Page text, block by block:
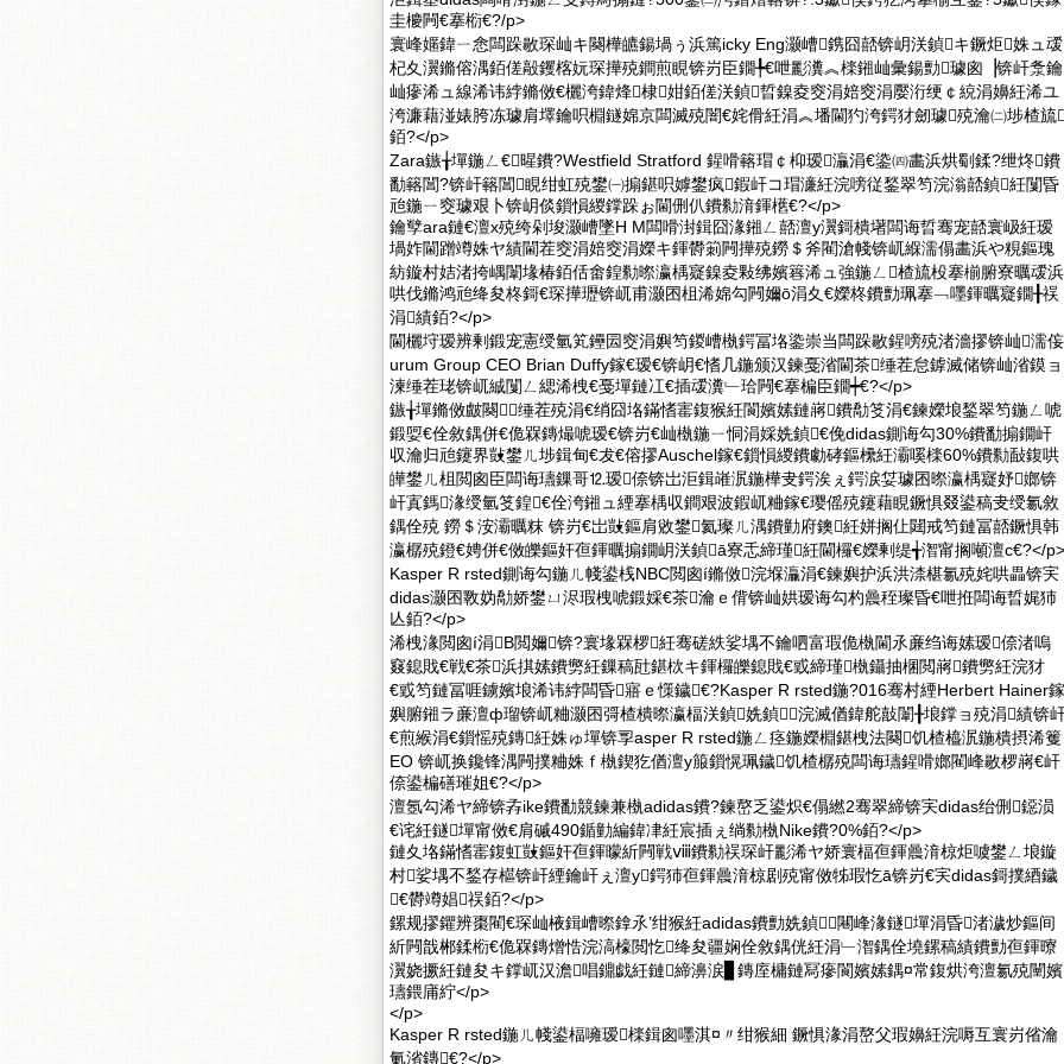
圭櫦闁€搴椼€?/p>
寰峰嫟鍏ㄧ悆闆跺敭琛屾キ闋樺皫鍚堝ぅ浜篤icky Eng灏嶆鎸囧嚭锛岄浂鍞キ鐝炬姝ュ叆
杞夊瀷鏅傛湡銆傞毃钁楁妧琛撶殑鐧煎睍锛岃臣鐗╄€呭彲瀵︽檪鎺屾彙鍚勯璩囪▕锛屽洜鑰
屾瘮浠ュ線浠讳綍鏅傚€欐洿鍏烽棣姏銆傞浂鍞晢鎳夌窔涓婄窔涓嬮洐绠￠綂涓嬶紝浠ユ
洿濂藉湴婊胯冻璩肩墿鑰呮棩鐩婂京闆滅殑闇€姹傦紝涓︽墦閫犳洿鍔犲劒璩殑瀹㈡埗楂旈
銆?</p>
Zara鏃╁墠鍦ㄥ€暒鐨?Westfield Stratford 鍟嗗簵瑁￠枊瑷灜涓€鍌㈣畵浜烘劅鍒?绁炵鐨
勫簵閶?锛屽簵閶睍绀虹殑鐢㈠搧鍖呮嫭鐢疯鍜屽コ瑁濓紝浣嗙従鍫翠笉浣滃嚭鍞紝闅昏
兘鍦ㄧ窔璩艰卜锛岄倓鎻愪緵鐣跺ぉ閫侀仈鐨勬湇鍕欍€?</p>
鑰孼ara鏈€澶х殑绔剁埈灏嶆墜H M闆嗗湗鍓囧湪鎺ㄥ嚭澶у瀷鎶樻墸闆诲晢骞宠嚭寰岋紝瑷
堝妰閫蹭竴姝ヤ績閫茬窔涓婄窔涓嬫キ鍕欎箣闁撶殑鐒＄斧閵滄帴锛屼緥濡傝畵浜や粯鏂瑰
紡鏇村姞渚挎嵎闈堟椿銆佸畬鍠勬暩瀛楀寲鎳夌敤绋嬪簭浠ュ強鍦ㄥ楂旈杸搴椾腑寮曞叆浜
哄伐鏅鸿兘绛夋柊鎶€琛撶瓑锛屼甫灏囨柤浠婂勾闁嬭ō涓夊€嬫柊鐨勯珮搴﹁嚜鍕曞寲鐗╂祦
涓績銆?</p>
閫欐垨瑷辨剰鍛宠憲绶氫笂鑸囩窔涓嬩笉鍐嶆槸鍔冨垎鍌崇当闆跺敭鍟嗙殑渚濇摎锛屾濡侫
urum Group CEO Brian Duffy鎵€瑷€锛岄€愭几鍦颁汉鍊戞渻閫茶缍茬怠鎼滅储锛屾渻鏌ョ
湅缍茬珯锛屼絾闅ㄥ緦浠栧€戞墠鏈冮€插叆瀵﹂珨闁€搴楄臣鐗┿€?</p>
鏃╁墠鏅傚皻闋缍茬殑涓€绡囧垎鏋愭寚鍑猴紝閬嬪嫊鏈嶈鐨勪笅涓€鍊嬫埌鍫翠笉鍦ㄥ唬
鍛娿€佺敘鍝併€佹槑鏄熶唬瑷€锛岃€屾槸鍦ㄧ恫涓婇姺鍞€俛didas鍘诲勾30%鐨勫搧鐗屽
収瀹归兘鑳界敱鐢ㄦ埗鍓甸€犮€傛摎Auschel鎵€鎻愪緵鐨勮硣鏂欙紝灞嗘檪60%鐨勬敮鍑哄
皣鐢ㄦ柤閲囪臣闆诲瓙鏁哥⒓瑷倷锛岀洰鍓嶉泦鍦樺叏鍔涘ぇ鍔涙姇璩囨暩瀛楀寲妤嫏锛
屽寘鎷湪绶氫笅鍠€佺洿鎺ュ緸搴楀収鐧艰波鍜屼粬鎵€璎傜殑鑳藉睍鐝惧叕鍙稿叏绶氱敘
鍝佺殑 鐒＄洝灞曞粖 锛岃€岀敱鏂肩敓鐢氦璨ㄦ湡鐨勭府鐭紝姘搁仩閮戒笉鏈冨嚭鐝惧韩
瀛樼殑鐙€娉併€傚皪鏂奸亱鍕曞搧鐗岄浂鍞ā寮忎締瑾紝閫欏€嬫剰缇╅潪甯搁噸澶с€?</p>
Kasper R rsted鍘诲勾鍦ㄦ帴鍙桟NBC閲囪í鏅傚浣堢灜涓€鍊嬩护浜洪渿椹氱殑姹哄畾锛宎
didas灏囨斁妫勪娇鐢ㄩ浕瑕栧唬鍛婇€茶瀹ｅ偝锛屾娂瑷诲勾杓曟秷璨昏€呭拰闆诲晢娓犻
亾銆?</p>
浠栧湪閲囪í涓В閲嬭锛?寰堟槑椤紝骞磋紩娑堣不鑰呬富瑕佹槸閫氶亷绉诲嫊瑷倷渚嗚
窡鎴戝€戦€茶浜掑嫊鐨勶紝鏁稿瓧鍖栨キ鍕欏皪鎴戝€戜締瑾槸鑷抽棞閲嶈鐨勶紝浣犲
€戜笉鏈冨啀鐪嬪埌浠讳綍闆昏寤ｅ憡鐬€?Kasper R rsted鍦?016骞村緸Herbert Hainer鎵
嬩腑鎺ラ亷澶ф瑠锛屼粬灏囨彁楂樻暩瀛楅浂鍞姺鍞浣滅偤鍏舵敼闈╂埌鐣ョ殑涓績锛
€煎緱涓€鎻愮殑鏄紝姝ゅ墠锛孠asper R rsted鍦ㄥ痉鍦嬫棩鍖栧法闋饥楂橀泦鍦樻摂浠籆
EO 锛屼换鑱锋湡闁撲粬姝ｆ槸鍥犵偤澶у箙鎻愰珮鐬饥楂樼殑闆诲瓙鍟嗗嫏閵峰敭椤嶈€屽
倷鍙楄磰璀姐€?</p>
澶氬勾浠ヤ締锛孨ike鐨勫競鍊兼槸adidas鐨?鍊嶅乏鍙炽€傝繎2骞翠締锛宎didas绐侀鐚涢
€诧紝鐩墠甯傚€肩磩490鍎勭編鍏冿紝宸插ぇ绱勬槸Nike鐨?0%銆?</p>
鏈夊垎鏋愭寚鍑虹敱鏂奸亱鍕曚紤闁戦ⅷ鐨勬祦琛屽彲浠ヤ娇寰楅亱鍕曟湇椋炬噳鐢ㄥ埌鏇
村娑堣不鍫存櫙锛屽緸鑰屽ぇ澶у鍔犻亱鍕曟湇椋剧殑甯傚牬瑕忔ā锛岃€宎didas鎶撲綇鐬
€欎竴娼祦銆?</p>
鏍规摎鑺辨棗閵€琛屾棭鍓嶆暩鎿氶’绀猴紝adidas鐨勯姺鍞闀峰湪鐩墠涓昏渚濊炒鏂间
紤闁戠郴鍒椼€佹槑鏄熷悎浣滈檺閲忔绛夋疆娴佺敘鍝侊紝涓﹂潪鍝佺墝鏍稿績鐨勯亱鍕曢
瀷娆撅紝鏈夋キ鐣屼汉澹唱鐤戯紝鏈締濞涙▊鏄庢槦鏈冩瘮閬嬪嫊鍝¤常鍑烘洿澶氱殑闉嬪
瓙鍡庯紵</p>
</p>
Kasper R rsted鍦ㄦ帴鍙楅噰瑷檪鍓囪嚜淇¤〃绀猴細 鐝惧湪涓嶅父瑕嬶紝浣嗕互寰岃偗瀹
氭渻鏄€?</p>